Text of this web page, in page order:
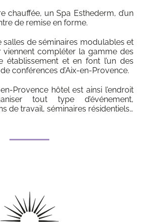
chauffée, un Spa Esthederm, d’un
de remise en forme.
de séminaires modulables et
compléter la gamme des
établissement et en font l’un des
conférences d’Aix-en-Provence.
Provence hôtel est ainsi l’endroit
tout type d’événement,
de travail, séminaires résidentiels…